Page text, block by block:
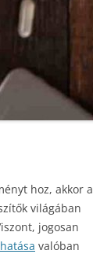
hoz, akkor a
világában
jogosan
valóban